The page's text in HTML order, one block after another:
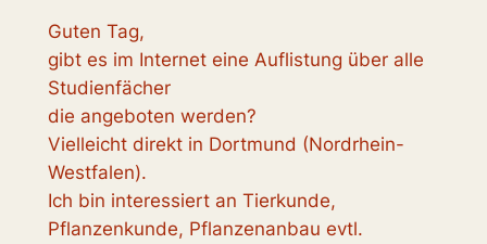
Guten Tag,
gibt es im Internet eine Auflistung über alle
Studienfächer
die angeboten werden?
Vielleicht direkt in Dortmund (Nordrhein-
Westfalen).
Ich bin interessiert an Tierkunde,
Pflanzenkunde, Pflanzenanbau evtl.